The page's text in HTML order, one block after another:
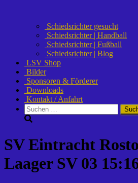
Schiedsrichter gesucht
Schiedsrichter | Handball
Schiedsrichter | Fußball
Schiedsrichter | Blog
LSV Shop
Bilder
Sponsoren & Förderer
Downloads
Kontakt / Anfahrt
Suchen
nach:
SV Eintracht
Laager SV 03